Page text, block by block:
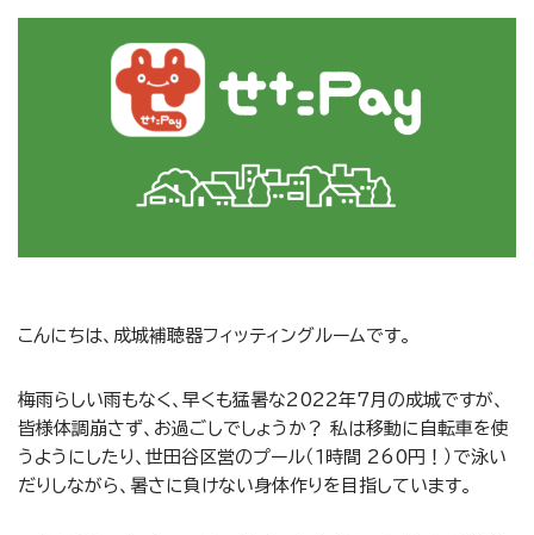
こんにちは、成城補聴器フィッティングルームです。
梅雨らしい雨もなく、早くも猛暑な2022年7月の成城ですが、
皆様体調崩さず、お過ごしでしょうか？ 私は移動に自転車を使
うようにしたり、世田谷区営のプール（１時間 260円！）で泳い
だりしながら、暑さに負けない身体作りを目指しています。